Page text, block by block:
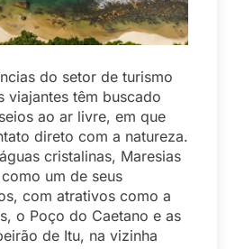
do setor de turismo
viajantes têm buscado
ao ar livre, em que
direto com a natureza.
cristalinas, Maresias
um de seus
com atrativos como a
o Poço do Caetano e as
de Itu, na vizinha